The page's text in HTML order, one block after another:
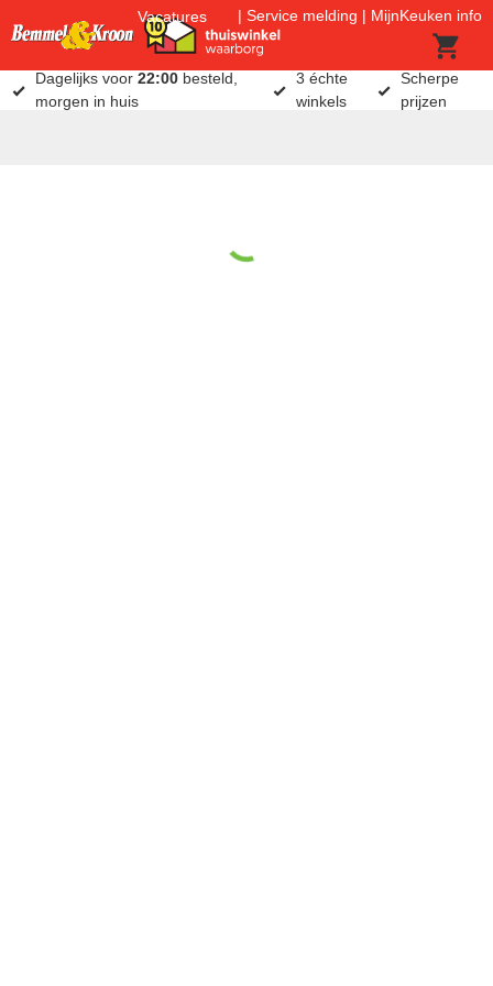
Vacatures Service melding MijnKeuken info
Dagelijks voor22:00 besteld,
morgen in huis
3 échte
winkels
Scherpe
prijzen